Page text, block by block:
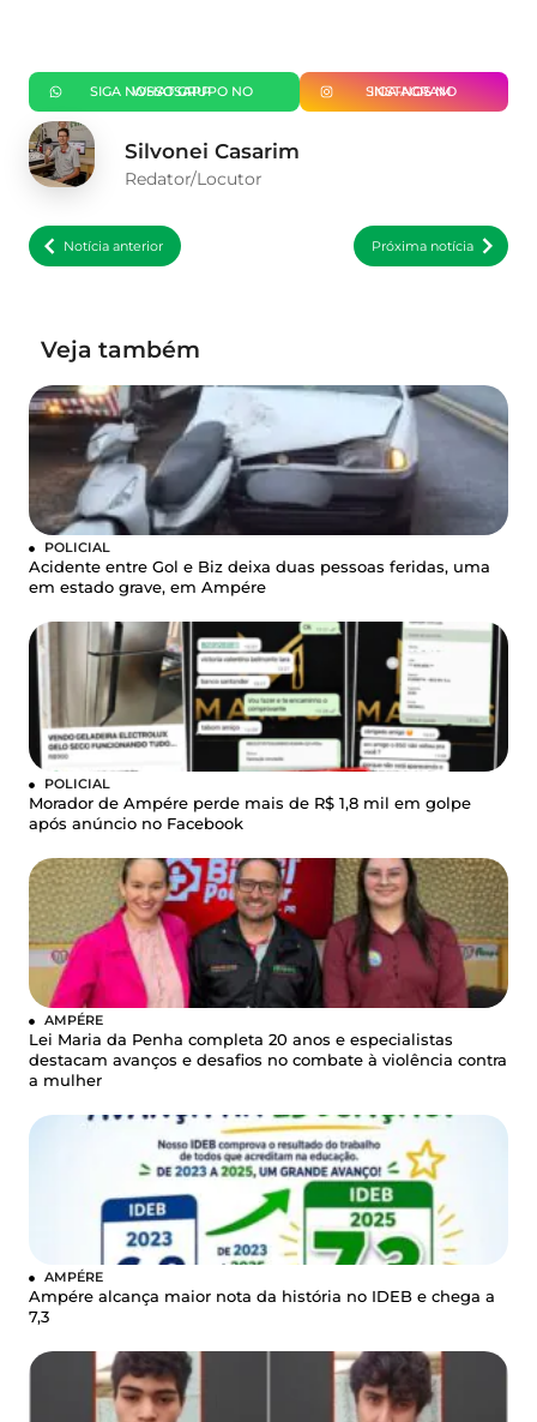
SIGA NOSSO GRUPO NO WHATSAPP SIGA-NOS NO INSTAGRAM
Silvonei Casarim
Redator/Locutor
Notícia anterior Próxima notícia
Veja também
POLICIAL
Acidente entre Gol e Biz deixa duas pessoas feridas, uma
em estado grave, em Ampére
POLICIAL
Morador de Ampére perde mais de R$ 1,8 mil em golpe
após anúncio no Facebook
AMPÉRE
Lei Maria da Penha completa 20 anos e especialistas
destacam avanços e desafios no combate à violência contra
a mulher
AMPÉRE
Ampére alcança maior nota da história no IDEB e chega a
7,3